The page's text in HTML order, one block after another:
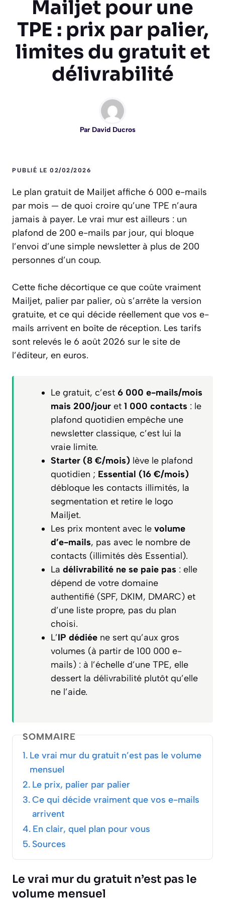
Mailjet pour une
TPE : prix par palier,
limites du gratuit et
délivrabilité
Par David Ducros
PUBLIÉ LE 02/02/2026
Le plan gratuit de Mailjet affiche 6 000 e-mails
par mois — de quoi croire qu’une TPE n’aura
jamais à payer. Le vrai mur est ailleurs : un
plafond de 200 e-mails par jour, qui bloque
l’envoi d’une simple newsletter à plus de 200
personnes d’un coup.
Cette fiche décortique ce que coûte vraiment
Mailjet, palier par palier, où s’arrête la version
gratuite, et ce qui décide réellement que vos e-
mails arrivent en boîte de réception. Les tarifs
sont relevés le 6 août 2026 sur le site de
l’éditeur, en euros.
Le gratuit, c’est 6 000 e-mails/mois
mais 200/jour et 1 000 contacts : le
plafond quotidien empêche une
newsletter classique, c’est lui la
vraie limite.
Starter (8 €/mois) lève le plafond
quotidien ; Essential (16 €/mois)
débloque les contacts illimités, la
segmentation et retire le logo
Mailjet.
Les prix montent avec le volume
d’e-mails, pas avec le nombre de
contacts (illimités dès Essential).
La délivrabilité ne se paie pas : elle
dépend de votre domaine
authentifié (SPF, DKIM, DMARC) et
d’une liste propre, pas du plan
choisi.
L’IP dédiée ne sert qu’aux gros
volumes (à partir de 100 000 e-
mails) : à l’échelle d’une TPE, elle
dessert la délivrabilité plutôt qu’elle
ne l’aide.
SOMMAIRE
Le vrai mur du gratuit n’est pas le volume
mensuel
Le prix, palier par palier
Ce qui décide vraiment que vos e-mails
arrivent
En clair, quel plan pour vous
Sources
Le vrai mur du gratuit n’est pas le
volume mensuel